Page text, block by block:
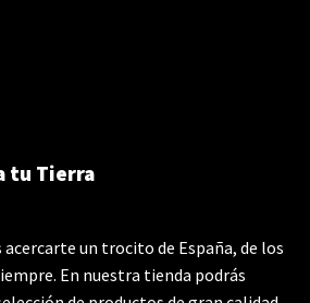
tu Tierra
un trocito de España, de los
En nuestra tienda podrás